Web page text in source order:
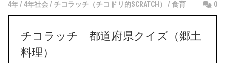
4年/ 4年社会/ チコラッチ（チコドリ的SCRATCH） / 食育 0
チコラッチ「都道府県クイズ（郷土
料理）」